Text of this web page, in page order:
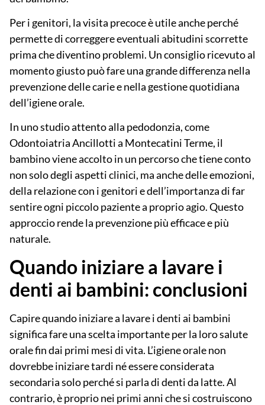
Per i genitori, la visita precoce è utile anche perché
permette di correggere eventuali abitudini scorrette
prima che diventino problemi. Un consiglio ricevuto al
momento giusto può fare una grande differenza nella
prevenzione delle carie e nella gestione quotidiana
dell’igiene orale.
In uno studio attento alla pedodonzia, come
Odontoiatria Ancillottia Montecatini Terme, il
bambino viene accolto in un percorso che tiene conto
non solo degli aspetti clinici, ma anche delle emozioni,
della relazione con i genitori e dell’importanza di far
sentire ogni piccolo paziente a proprio agio. Questo
approccio rende la prevenzione più efficace e più
naturale.
Quando iniziare a lavare i
denti ai bambini: conclusioni
Capirequando iniziare a lavare i denti ai bambini
significa fare una scelta importante per la loro salute
orale fin dai primi mesi di vita. L’igiene orale non
dovrebbe iniziare tardi né essere considerata
secondaria solo perché si parla di denti da latte. Al
contrario, è proprio nei primi anni che si costruiscono